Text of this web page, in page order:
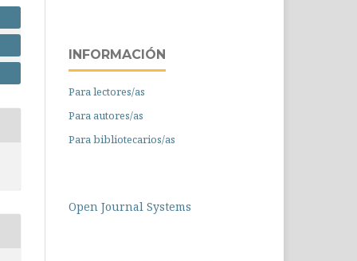
INFORMACIÓN
Para lectores/as
Para autores/as
Para bibliotecarios/as
Open Journal Systems